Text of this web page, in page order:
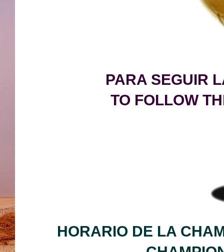
PARA SEGUIR
TO FOLLOW
HORARIO DE LA